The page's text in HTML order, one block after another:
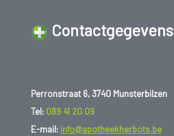
Contactgegevens
Perronstraat 6, 3740 Munsterbilzen
Tel: 089 41 20 09
E-mail: info@apotheekherbots.be